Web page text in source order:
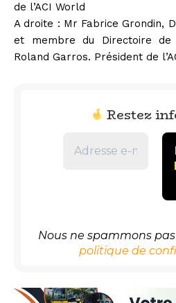
de l’ACI World
A droite : Mr Fabrice Grondin,
et membre du Directoire de
Roland Garros. Président de
Restez
Nous ne spammons
politique de